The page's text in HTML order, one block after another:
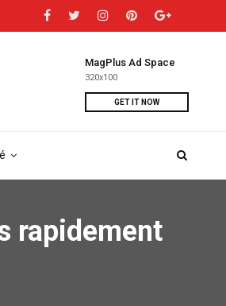
MagPlus Ad Space
320x100
GET IT NOW
rapidement